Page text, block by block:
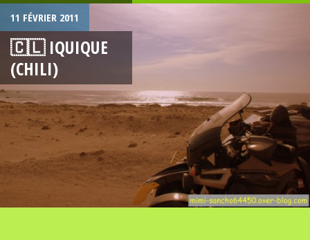
11 FÉVRIER 2011
🇨🇱 IQUIQUE
(CHILI)